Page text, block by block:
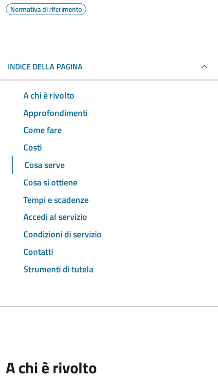
Normativa di riferimento
INDICE DELLA PAGINA
A chi è rivolto
Approfondimenti
Come fare
Costi
Cosa serve
Cosa si ottiene
Tempi e scadenze
Accedi al servizio
Condizioni di servizio
Contatti
Strumenti di tutela
A chi è rivolto